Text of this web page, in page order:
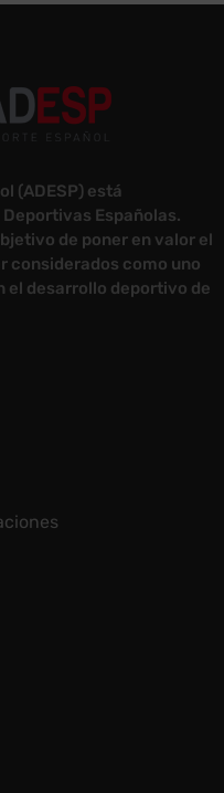
(ADESP) está
Españolas.
de poner en valor el
considerados como uno
el desarrollo deportivo de